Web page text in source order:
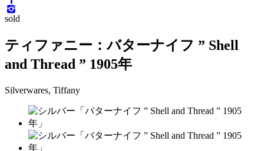
sold
ティファニー：バターナイフ ” Shell
and Thread ” 1905年
Silverwares, Tiffany